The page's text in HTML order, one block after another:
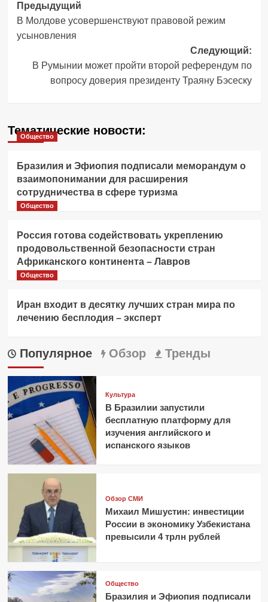
Навигация
записи
Предыдущий
В Молдове усовершенствуют правовой режим
усыновления
Следующий:
В Румынии может пройти второй референдум по
вопросу доверия президенту Траяну Бэсеску
Тематические новости:
Общество
Бразилия и Эфиопия подписали меморандум о
взаимопонимании для расширения
сотрудничества в сфере туризма
Общество
Россия готова содействовать укреплению
продовольственной безопасности стран
Африканского континента – Лавров
Общество
Иран входит в десятку лучших стран мира по
лечению бесплодия – эксперт
Популярное Обзор Тренды
Культура
В Бразилии запустили
бесплатную платформу для
изучения английского и
испанского языков
Обзор СМИ
Михаил Мишустин: инвестиции
России в экономику Узбекистана
превысили 4 трлн рублей
Общество
Бразилия и Эфиопия подписали